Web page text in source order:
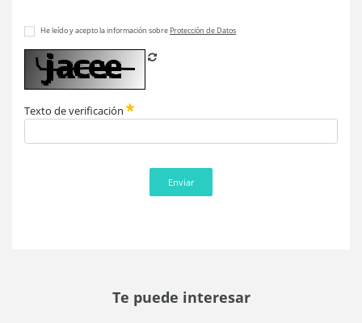
He leído y acepto la información sobre Protección de Datos
Texto de verificación
Enviar
Te puede interesar